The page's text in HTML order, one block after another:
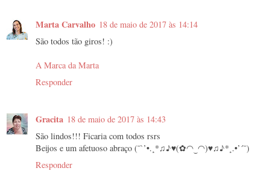
Marta Carvalho 18 de maio de 2017 às 14:14
São todos tão giros! :)
A Marca da Marta
Responder
Gracita 18 de maio de 2017 às 14:43
São lindos!!! Ficaria com todos rsrs
Beijos e um afetuoso abraço (¯`’•.¸*♫♪♥(✿◠‿◠)♥♫♪*¸.•’´¯)
Responder